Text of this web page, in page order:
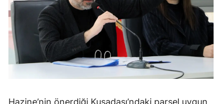
Hazine’nin önerdiği Kuşadası’ndaki parsel uygun